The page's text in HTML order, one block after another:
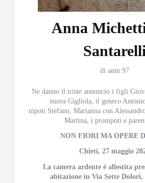
Anna
Santarelli
di anni 97
Ne danno il triste annuncio i figli
nuora Gigliola, il genero
nipoti Stefano, Marianna con
Martina, i pronipoti e
NON FIORI MA OPERE
Chieti, 27 maggio
La camera ardente è allestita
abitazione in Via Sette Dolori,